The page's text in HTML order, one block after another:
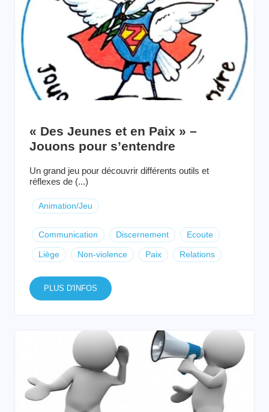
« Des Jeunes et en Paix » –
Jouons pour s’entendre
Un grand jeu pour découvrir différents outils et
réflexes de (...)
Animation/Jeu
Communication Discernement Ecoute
Liège Non-violence Paix Relations
PLUS D'INFOS